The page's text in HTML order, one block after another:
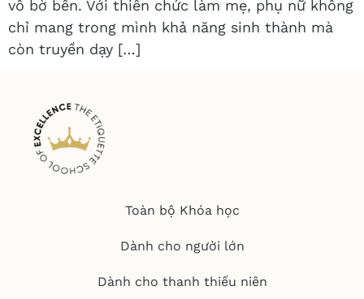
vô bờ bến. Với thiên chức làm mẹ, phụ nữ không
chỉ mang trong mình khả năng sinh thành mà
còn truyền dạy […]
Toàn bộ Khóa học
Dành cho người lớn
Dành cho thanh thiếu niên